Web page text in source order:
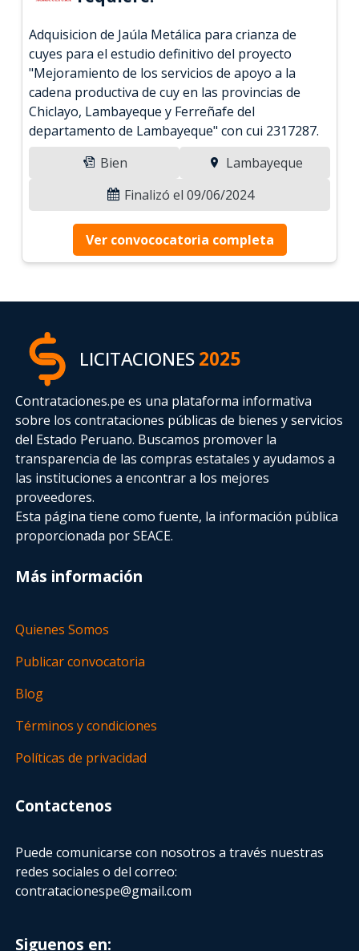
Adquisicion de Jaúla Metálica para crianza de
cuyes para el estudio definitivo del proyecto
"Mejoramiento de los servicios de apoyo a la
cadena productiva de cuy en las provincias de
Chiclayo, Lambayeque y Ferreñafe del
departamento de Lambayeque" con cui 2317287.
Bien
Lambayeque
Finalizó el 09/06/2024
Ver convococatoria completa
LICITACIONES2025
Contrataciones.pe es una plataforma informativa
sobre los contrataciones públicas de bienes y servicios
del Estado Peruano. Buscamos promover la
transparencia de las compras estatalesy ayudamos a
las instituciones a encontrar a los mejores
proveedores.
Esta página tiene como fuente, la información pública
proporcionada por SEACE.
Más información
Quienes Somos
Publicar convocatoria
Blog
Términos y condiciones
Políticas de privacidad
Contactenos
Puede comunicarse con nosotros a través nuestras
redes sociales o del correo:
contratacionespe@gmail.com
Siguenos en: